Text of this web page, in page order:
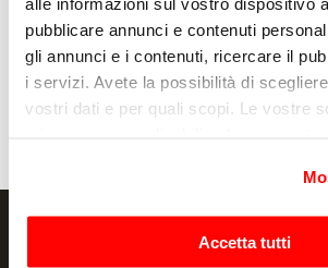
pubblicare annunci e contenuti
gli annunci e i contenuti, ricercare il
i servizi. Avete la possibilità di
vostri dati e per quali scopi. Le vostre
modificare o revocare il proprio
momento dalla Dichiarazione sui
sull'icona di attivazione della privacy.
Accetta tutti
Invia